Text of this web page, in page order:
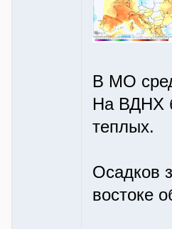
В МО
На ВДНХ
теплых.
Осадков
востоке